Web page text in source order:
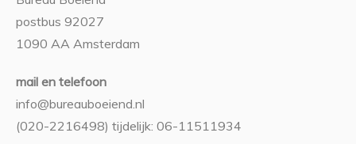
postbus 92027
1090 AA Amsterdam
mail en telefoon
info@bureauboeiend.nl
(020-2216498) tijdelijk: 06-11511934